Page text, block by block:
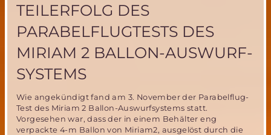
Leben
dem
hat
Gemeinsamkeiten
mit
ARCHIMEDES
TEILERFOLG DES
PARABELFLUGTESTS DES
MIRIAM 2 BALLON-AUSWURF-
SYSTEMS
Wie angekündigt fand am 3. November der Parabelflug-
Test des Miriam 2 Ballon-Auswurfsystems statt.
Vorgesehen war, dass der in einem Behälter eng
verpackte 4-m Ballon von Miriam2, ausgelöst durch die